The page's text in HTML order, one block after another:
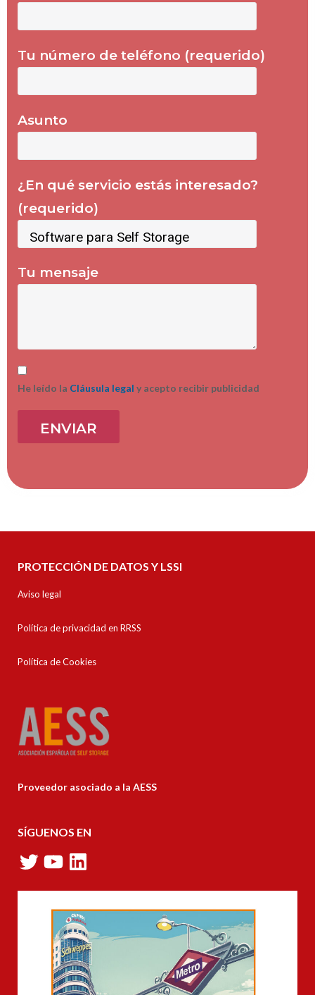
Tu número de teléfono (requerido)
Asunto
¿En qué servicio estás interesado?
(requerido)
Tu mensaje
He leído la Cláusula legal y acepto recibir publicidad
PROTECCIÓN DE DATOS Y LSSI
Aviso legal
Política de privacidad en RRSS
Política de Cookies
Proveedor asociado a la AESS
SÍGUENOS EN